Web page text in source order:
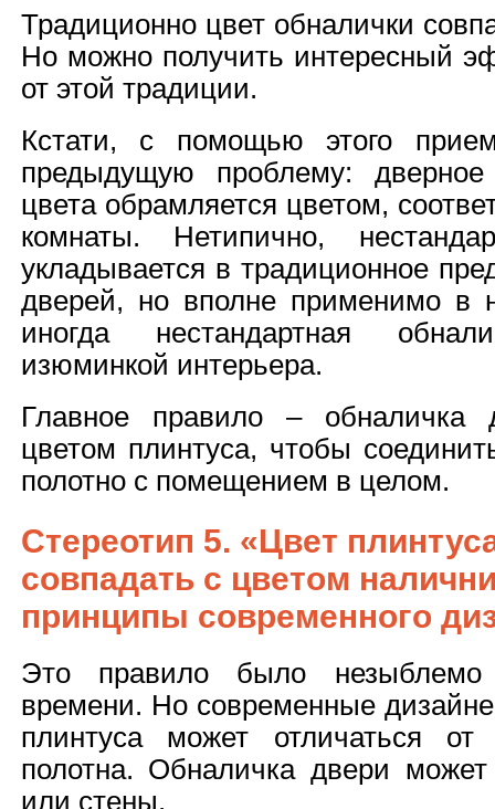
Традиционно цвет обналички
Но можно получить интересный
от этой традиции.
Кстати, с помощью этого
предыдущую проблему: дверное
цвета обрамляется цветом,
комнаты. Нетипично,
укладывается в традиционное
дверей, но вполне применимо в
иногда нестандартная
изюминкой интерьера.
Главное правило – обналичка
цветом плинтуса, чтобы
полотно с помещением в целом.
Стереотип 5. «Цвет
совпадать с цветом
принципы современного
Это правило было незыблемо
времени. Но современные
плинтуса может отличаться от
полотна. Обналичка двери
или стены.